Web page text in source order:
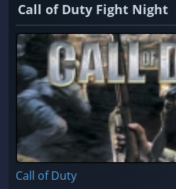
Call of Duty Fight Night
Call of Duty